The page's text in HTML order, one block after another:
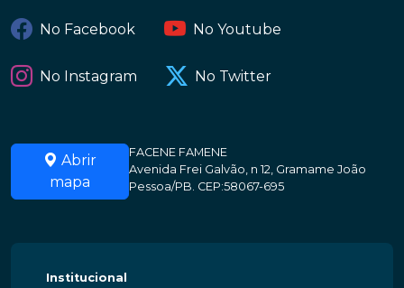
No Facebook No Youtube
No Instagram No Twitter
Abrir
mapa
FACENE FAMENE
Avenida Frei Galvão, n 12, Gramame João
Pessoa/PB. CEP:58067-695
Institucional